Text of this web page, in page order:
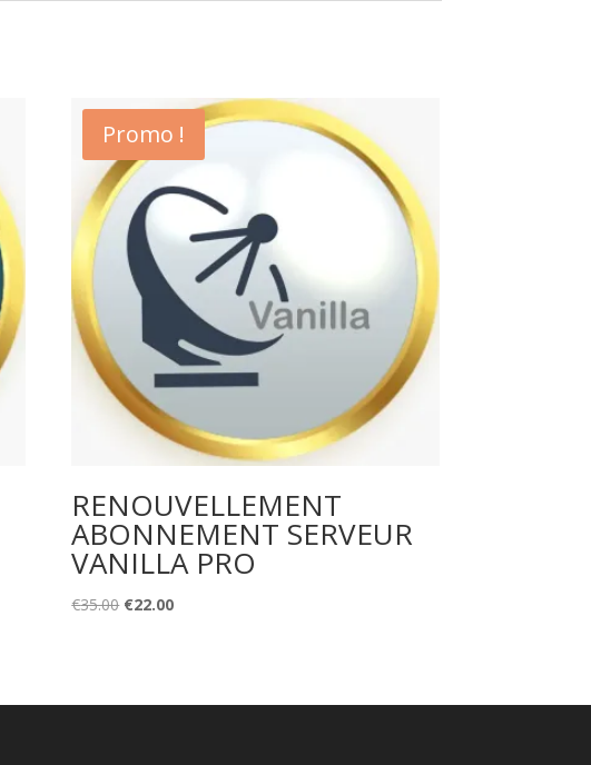
Promo !
RENOUVELLEMENT
ABONNEMENT SERVEUR
VANILLA PRO
€35.00 Original
€22.00Current